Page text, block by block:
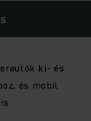
ki- és
és mobil